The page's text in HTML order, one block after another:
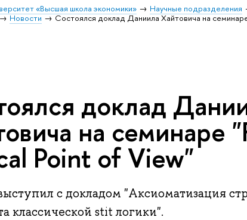
«Высшая школа экономики» Научные подразделения
Новости Состоялся доклад Даниила Хайтовича на
доклад
на семинаре
Point of View"
с докладом "Аксиоматизация
классической stit логики".